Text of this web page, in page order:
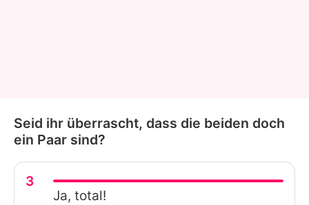
Seid ihr überrascht, dass die beiden doch
ein Paar sind?
3
Ja, total!